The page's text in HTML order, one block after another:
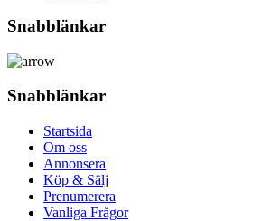
Snabblänkar
Snabblänkar
Startsida
Om oss
Annonsera
Köp & Sälj
Prenumerera
Vanliga Frågor